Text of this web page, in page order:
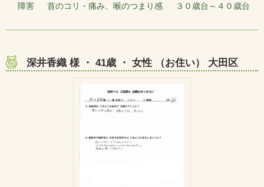
障害 首のコリ・痛み、喉のつまり感 ３０歳台～４０歳台
深井香織 様 ・ 41歳 ・ 女性 （お住い） 大田区